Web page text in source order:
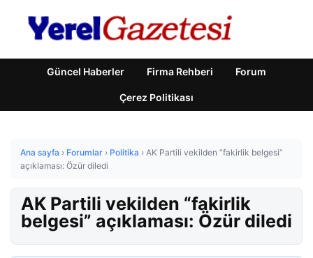
Güncel Haberler Firma Rehberi Forum
Çerez Politikası
Ana sayfa › Forumlar › Politika › AK Partili vekilden “fakirlik belgesi”
açıklaması: Özür diledi
AK Partili vekilden “fakirlik
belgesi” açıklaması: Özür diledi